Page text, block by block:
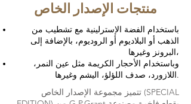
منتجات الإصدار الخاص
باستخدام الفضة الإسترلينية مع تشطيب من
الذهب أو البلاديوم أو الروديوم، بالإضافة إلى
البرونز وغيرها،
وباستخدام الأحجار الكريمة مثل عين النمر،
اللازورد، صدف اللؤلؤ، اليشم وغيرها.
تتميز مجموعة الإصدار الخاص (SPECIAL